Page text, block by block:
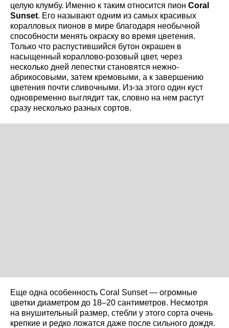
целую клумбу. Именно к таким относится пион Coral
Sunset. Его называют одним из самых красивых
коралловых пионов в мире благодаря необычной
способности менять окраску во время цветения.
Только что распустившийся бутон окрашен в
насыщенный кораллово-розовый цвет, через
несколько дней лепестки становятся нежно-
абрикосовыми, затем кремовыми, а к завершению
цветения почти сливочными. Из-за этого один куст
одновременно выглядит так, словно на нем растут
сразу несколько разных сортов.
Еще одна особенность Coral Sunset — огромные
цветки диаметром до 18–20 сантиметров. Несмотря
на внушительный размер, стебли у этого сорта очень
крепкие и редко ложатся даже после сильного дождя.